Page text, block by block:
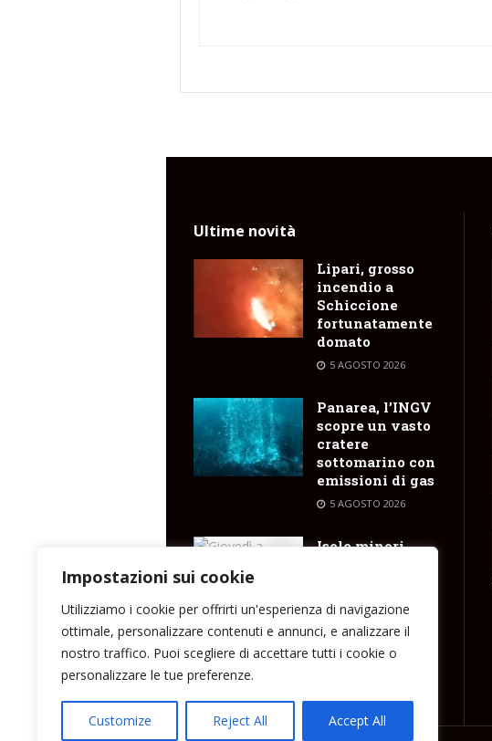
Impostazioni sui cookie
Utilizziamo i cookie per offrirti un'esperienza di navigazione
ottimale, personalizzare contenuti e annunci, e analizzare il
nostro traffico. Puoi scegliere di accettare tutti i cookie o
personalizzare le tue preferenze.
Customize Reject All Accept All
Ultime novità
Lipari, grosso
incendio a
Schiccione
fortunatamente
domato
5 AGOSTO 2026
Panarea, l’INGV
scopre un vasto
cratere
sottomarino con
emissioni di gas
5 AGOSTO 2026
Isole minori,
inaugurale del
Costanza I di
Sicilia
5 AGOSTO 2026